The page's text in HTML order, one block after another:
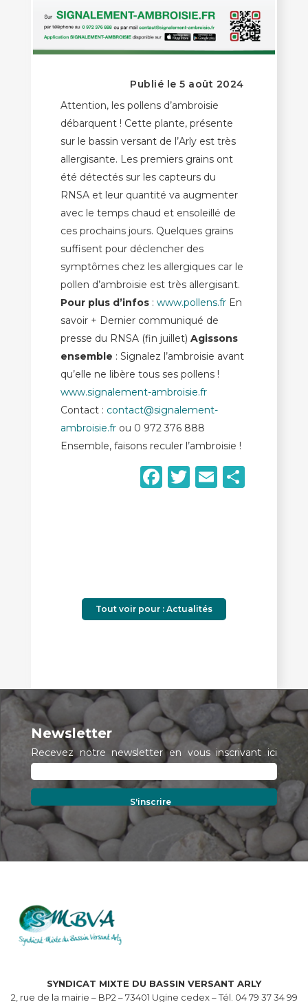
Publié le 5 août 2024
Attention, les pollens d’ambroisie
débarquent ! Cette plante, présente
sur le bassin versant de l’Arly est très
allergisante. Les premiers grains ont
été détectés sur les capteurs du
RNSA et leur quantité va augmenter
avec le temps chaud et ensoleillé de
ces prochains jours. Quelques grains
suffisent pour déclencher des
symptômes chez les allergiques car le
pollen d’ambroisie est très allergisant.
Pour plus d’infos :www.pollens.fr En
savoir + Dernier communiqué de
presse du RNSA (fin juillet)Agissons
ensemble : Signalez l’ambroisie avant
qu’elle ne libère tous ses pollens !
www.signalement-ambroisie.fr
Contact : contact@signalement-
ambroisie.fr ou 0 972 376 888
Ensemble, faisons reculer l’ambroisie !
Facebook
Twitter
Email
Tout voir pour : Actualités
Newsletter
Recevez notre newsletter en vous inscrivant ici
SYNDICAT MIXTE DU BASSIN VERSANT ARLY
2, rue de la mairie – BP2 – 73401 Ugine cedex – Tél. 04 79 37 34 99